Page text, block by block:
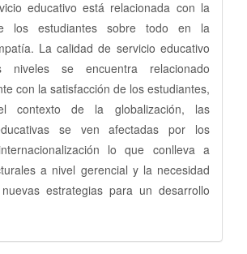
educativo está relacionada con la
los estudiantes sobre todo en la
La calidad de servicio educativo
se encuentra relacionado
con la satisfacción de los estudiantes,
contexto de la globalización, las
se ven afectadas por los
lo que conlleva a
a nivel gerencial y la necesidad
estrategias para un desarrollo